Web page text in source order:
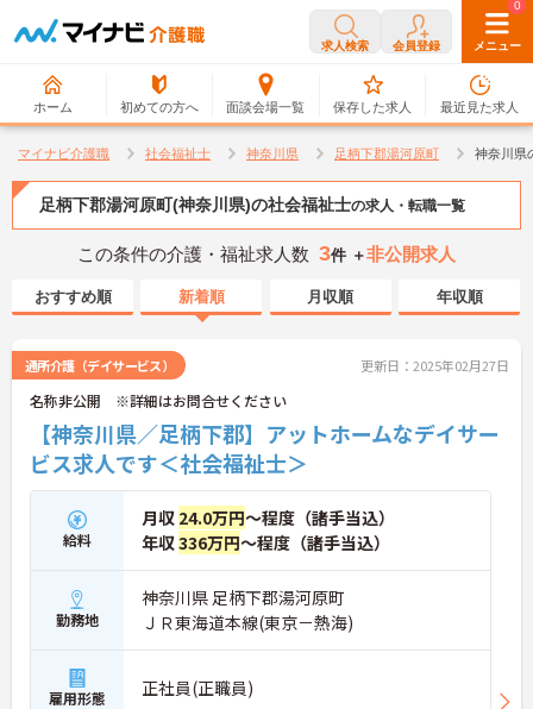
求人検索 会員登録 メニュー
ホーム 初めての方へ 面談会場一覧
0
保存した求人
0
最近見た求人
マイナビ介護職 社会福祉士 神奈川県 足柄下郡湯河原町 神奈川県
足柄下郡湯河原町(神奈川県)の社会福祉士の求人・転職一覧
この条件の介護・福祉求人数 3件 ＋非公開求人
おすすめ順 新着順 月収順 年収順
通所介護（デイサービス） 更新日：2025年02月27日
名称非公開 ※詳細はお問合せください
【神奈川県／足柄下郡】アットホームなデイサー
ビス求人です＜社会福祉士＞
給料
月収 24.0万円～程度（諸手当込）
年収336万円～程度（諸手当込）
勤務地
神奈川県 足柄下郡湯河原町
ＪＲ東海道本線(東京－熱海)
雇用形態 正社員(正職員)